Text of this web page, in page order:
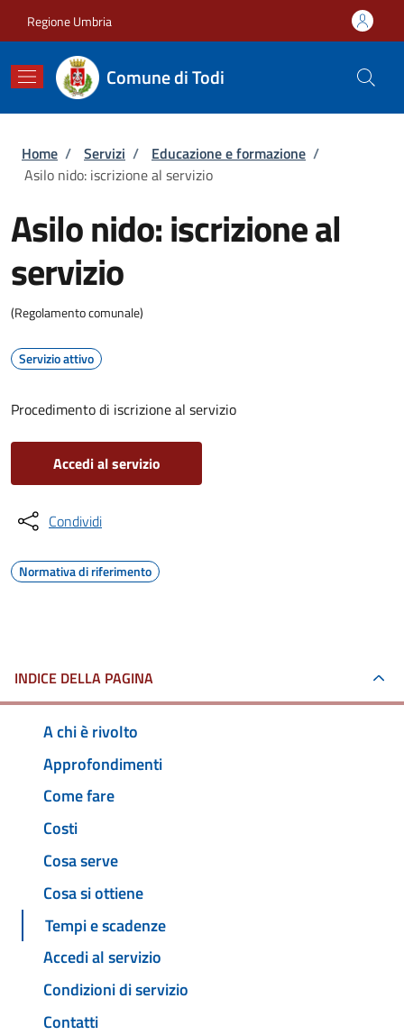
Regione Umbria
Comune di Todi
Briciole di pane
Home / Servizi / Educazione e formazione /
Asilo nido: iscrizione al servizio
Asilo nido: iscrizione al
servizio
(Regolamento comunale)
Servizio attivo
Procedimento di iscrizione al servizio
Accedi al servizio
Condividi
Normativa di riferimento
INDICE DELLA PAGINA
A chi è rivolto
Approfondimenti
Come fare
Costi
Cosa serve
Cosa si ottiene
Tempi e scadenze
Accedi al servizio
Condizioni di servizio
Contatti